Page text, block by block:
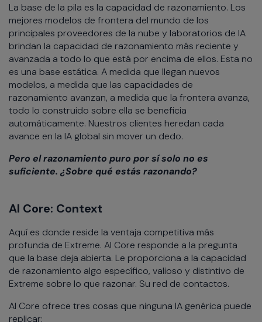
La base de la pila es la capacidad de razonamiento. Los
mejores modelos de frontera del mundo de los
principales proveedores de la nube y laboratorios de IA
brindan la capacidad de razonamiento más reciente y
avanzada a todo lo que está por encima de ellos. Esta no
es una base estática. A medida que llegan nuevos
modelos, a medida que las capacidades de
razonamiento avanzan, a medida que la frontera avanza,
todo lo construido sobre ella se beneficia
automáticamente. Nuestros clientes heredan cada
avance en la IA global sin mover un dedo.
Pero el razonamiento puro por sí solo no es
suficiente. ¿Sobre qué estás razonando?
AI Core: Context
Aquí es donde reside la ventaja competitiva más
profunda de Extreme. AI Core responde a la pregunta
que la base deja abierta. Le proporciona a la capacidad
de razonamiento algo específico, valioso y distintivo de
Extreme sobre lo que razonar. Su red de contactos.
AI Core ofrece tres cosas que ninguna IA genérica puede
replicar: